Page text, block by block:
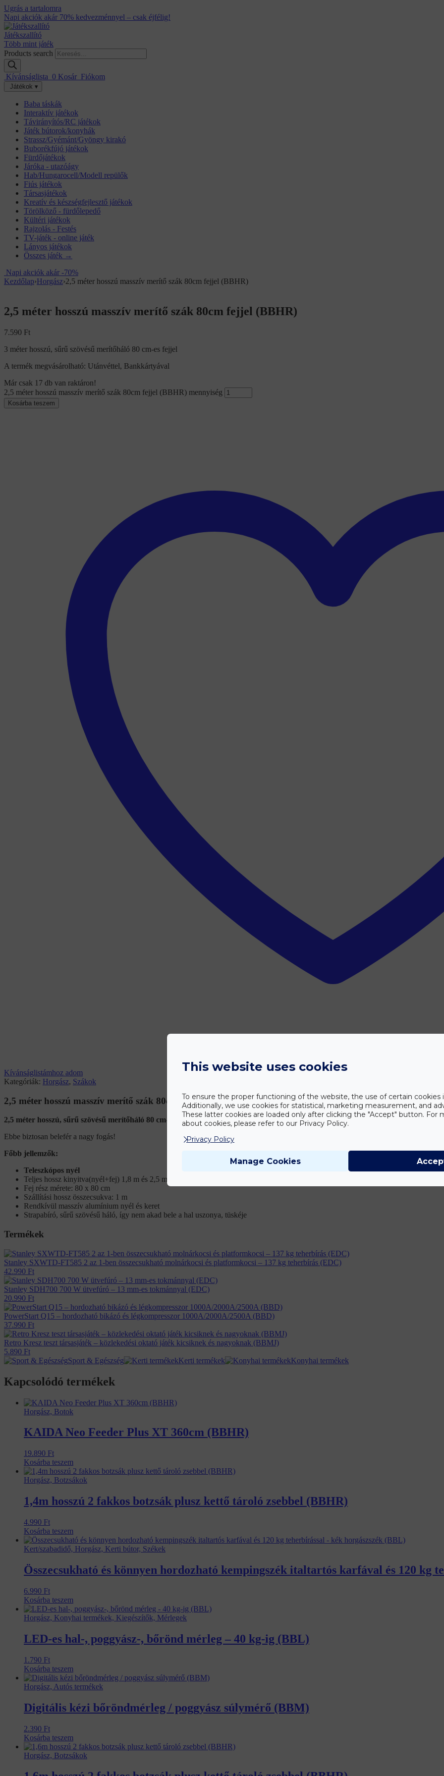
Ugrás a tartalomra
Napi akciók akár 70% kedvezménnyel – csak éjfélig!
Játékszallító
Több mint játék
Products search
Kívánságlista 0 Kosár Fiókom
Játékok ▾
Baba táskák
Interaktív játékok
Távirányítós/RC játékok
Játék bútorok/konyhák
Strassz/Gyémánt/Gyöngy kirakó
Buborékfújó játékok
Fürdőjátékok
Járóka - utazóágy
Hab/Hungarocell/Modell repülők
Fiús játékok
Társasjátékok
Kreatív és készségfejlesztő játékok
Törölköző - fürdőlepedő
Kültéri játékok
Rajzolás - Festés
TV-játék - online játék
Lányos játékok
Összes játék →
Napi akciók akár -70%
Kezdőlap›Horgász›2,5 méter hosszú masszív merítő szák 80cm fejjel (BBHR)
2,5 méter hosszú masszív merítő szák 80cm fejjel (BBHR)
7.590 Ft
3 méter hosszú, sűrű szövésű merítőháló 80 cm-es fejjel
A termék megvásárolható: Utánvéttel, Bankkártyával
Már csak 17 db van raktáron!
2,5 méter hosszú masszív merítő szák 80cm fejjel (BBHR) mennyiség
Kosárba teszem
Kívánságlistámhoz adom
Kategóriák: Horgász, Szákok
2,5 méter hosszú masszív merítő szák 80cm fejjel (BBHR) leírása
2,5 méter hosszú, sűrű szövésű merítőháló 80 cm-es fejjel
Ebbe biztosan belefér a nagy fogás!
Főbb jellemzők:
Teleszkópos nyél
Teljes hossz kinyitva(nyél+fej) 1,8 m és 2,5 m között állítható
Fej rész mérete: 80 x 80 cm
Szállítási hossz összecsukva: 1 m
Rendkívül masszív alumínium nyél és keret
Strapabíró, sűrű szövésű háló, így nem akad bele a hal uszonya, tüskéje
Termékek
Stanley SXWTD-FT585 2 az 1-ben összecsukható molnárkocsi és platformkocsi – 137 kg teherbírás (EDC)
42.990 Ft
Stanley SDH700 700 W ütvefúró – 13 mm-es tokmánnyal (EDC)
20.990 Ft
PowerStart Q15 – hordozható bikázó és légkompresszor 1000A/2000A/2500A (BBD)
37.990 Ft
Retro Kresz teszt társasjáték – közlekedési oktató játék kicsiknek és nagyoknak (BBMJ)
5.890 Ft
Sport & Egészség
Kerti termékek Konyhai termékek
Kapcsolódó termékek
Horgász, Botok
KAIDA Neo Feeder Plus XT 360cm (BBHR)
19.890 Ft
Kosárba teszem
Horgász, Botzsákok
1,4m hosszú 2 fakkos botzsák plusz kettő tároló zsebbel (BBHR)
4.990 Ft
Kosárba teszem
Kert/szabadidő, Horgász, Kerti bútor, Székek
Összecsukható és könnyen hordozható kempingszék italtartós karfával és 120 kg
6.990 Ft
Kosárba teszem
Horgász, Konyhai termékek, Kiegészítők, Mérlegek
LED-es hal-, poggyász-, bőrönd mérleg – 40 kg-ig (BBL)
1.790 Ft
Kosárba teszem
Horgász, Autós termékek
Digitális kézi bőröndmérleg / poggyász súlymérő (BBM)
2.390 Ft
Kosárba teszem
Horgász, Botzsákok
This website uses cookies
To ensure the proper functioning of the website, the use of certain cookies
Additionally, we use cookies for statistical, marketing measurement, and
These latter cookies are loaded only after clicking the "Accept" button. For
about cookies, please refer to our Privacy Policy.
Privacy Policy
Manage Cookies